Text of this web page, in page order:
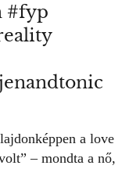
#fyp
a love
– mondta a nő,